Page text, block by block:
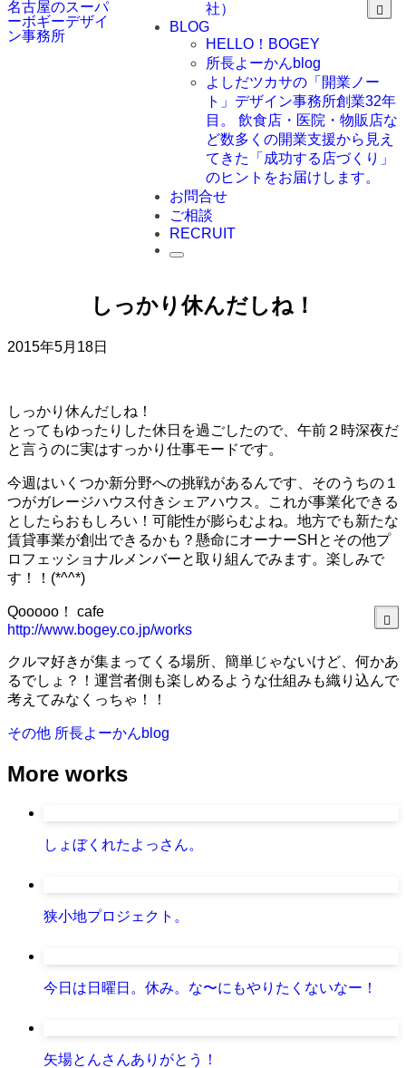
社）
BLOG
HELLO！BOGEY
所長よーかんblog
よしだツカサの「開業ノー
ト」 デザイン事務所創業32年
目。 飲食店・医院・物販店な
ど数多くの開業支援から見え
てきた「成功する店づくり」
のヒントをお届けします。
お問合せ
ご相談
RECRUIT
しっかり休んだしね！
2015年5月18日
しっかり休んだしね！
とってもゆったりした休日を過ごしたので、午前２時深夜だ
と言うのに実はすっかり仕事モードです。
今週はいくつか新分野への挑戦があるんです、そのうちの１
つがガレージハウス付きシェアハウス。これが事業化できる
としたらおもしろい！可能性が膨らむよね。地方でも新たな
賃貸事業が創出できるかも？懸命にオーナーSHとその他プ
ロフェッショナルメンバーと取り組んでみます。楽しみで
す！！(*^^*)
Qooooo！ cafe
http://www.bogey.co.jp/works
クルマ好きが集まってくる場所、簡単じゃないけど、何かあ
るでしょ？！運営者側も楽しめるような仕組みも織り込んで
考えてみなくっちゃ！！
その他 所長よーかんblog
More works
しょぼくれたよっさん。
狭小地プロジェクト。
今日は日曜日。休み。な〜にもやりたくないなー！
矢場とんさんありがとう！